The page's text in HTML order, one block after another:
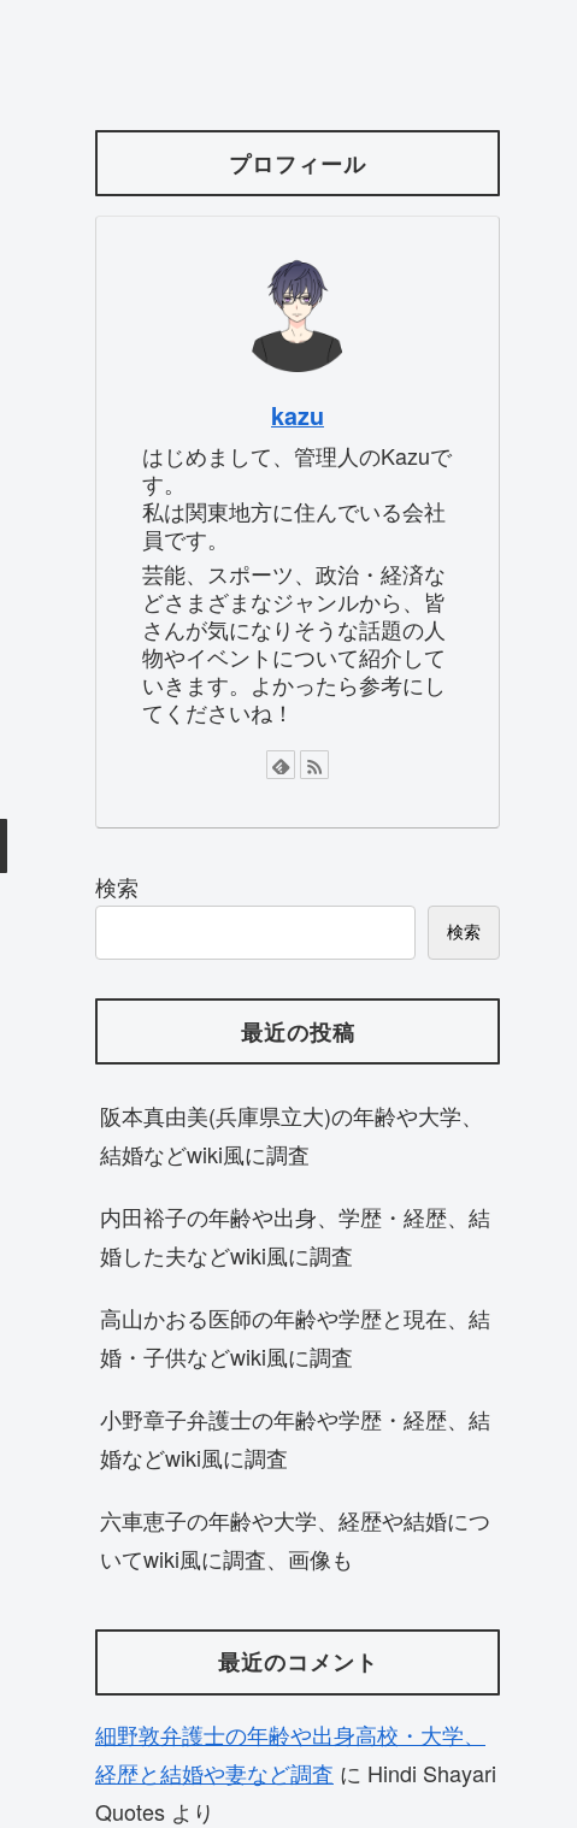
プロフィール
kazu
はじめまして、管理人のKazuで
す。
私は関東地方に住んでいる会社
員です。
芸能、スポーツ、政治・経済な
どさまざまなジャンルから、皆
さんが気になりそうな話題の人
物やイベントについて紹介して
いきます。よかったら参考にし
てくださいね！
検索
検索
最近の投稿
阪本真由美(兵庫県立大)の年齢や大学、
結婚などwiki風に調査
内田裕子の年齢や出身、学歴・経歴、結
婚した夫などwiki風に調査
高山かおる医師の年齢や学歴と現在、結
婚・子供などwiki風に調査
小野章子弁護士の年齢や学歴・経歴、結
婚などwiki風に調査
六車恵子の年齢や大学、経歴や結婚につ
いてwiki風に調査、画像も
最近のコメント
細野敦弁護士の年齢や出身高校・大学、
経歴と結婚や妻など調査 に Hindi Shayari
Quotes より